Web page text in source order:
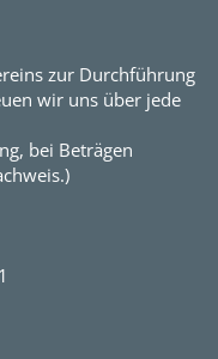
zur Durchführung
wir uns über jede
bei Beträgen